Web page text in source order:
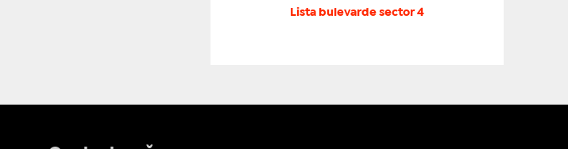
Lista bulevarde sector 4